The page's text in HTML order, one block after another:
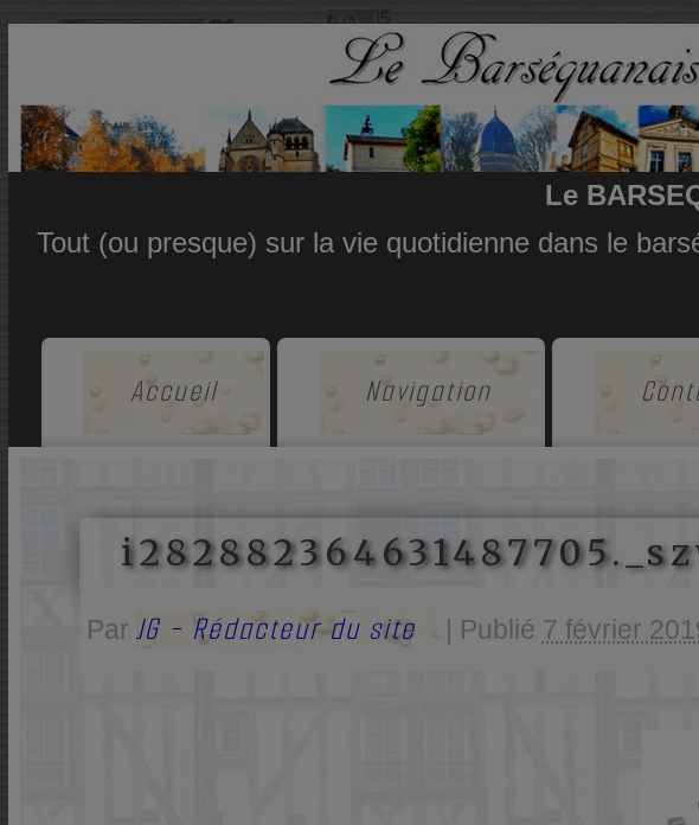
Le
Tout (ou presque) sur la vie quotidienne dans le
Accueil Navigation
Par JG - Rédacteur du site Publié 7 février